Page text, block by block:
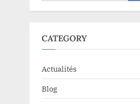
CATEGORY
Actualités
Blog